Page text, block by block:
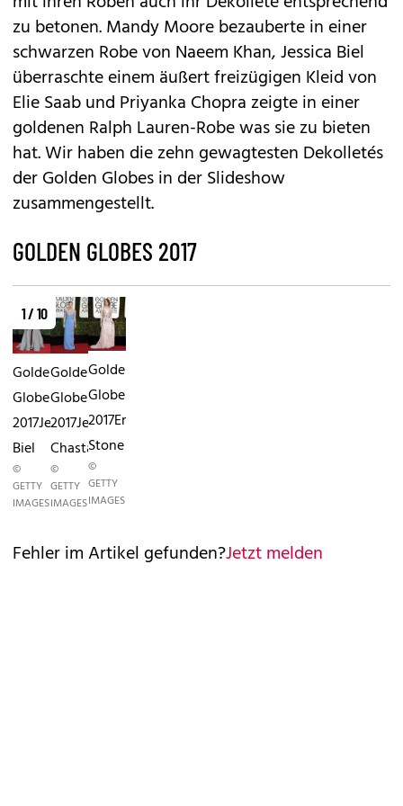
zu betonen. Mandy Moore bezauberte in einer
schwarzen Robe von Naeem Khan, Jessica Biel
überraschte einem äußert freizügigen Kleid von
Elie Saab und Priyanka Chopra zeigte in einer
goldenen Ralph Lauren-Robe was sie zu bieten
hat. Wir haben die zehn gewagtesten Dekolletés
der Golden Globes in der Slideshow
zusammengestellt.
GOLDEN GLOBES 2017
1 / 10
Golden
Globes
2017Jessica
Biel
©
GETTY
IMAGES
Golden
Globes
2017Jessica
Chastain
©
GETTY
IMAGES
Golden
Globes
2017Emma
Stone
©
GETTY
IMAGES
Fehler im Artikel gefunden?Jetzt melden